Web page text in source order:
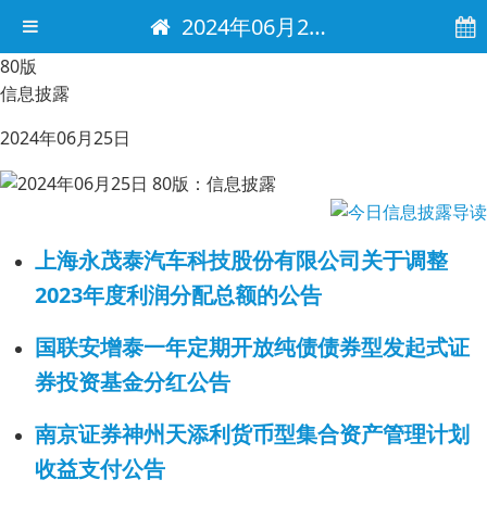
2024年06月25日 电子报
80版
信息披露
2024年06月25日
上海永茂泰汽车科技股份有限公司关于调整
2023年度利润分配总额的公告
国联安增泰一年定期开放纯债债券型发起式证
券投资基金分红公告
南京证券神州天添利货币型集合资产管理计划
收益支付公告